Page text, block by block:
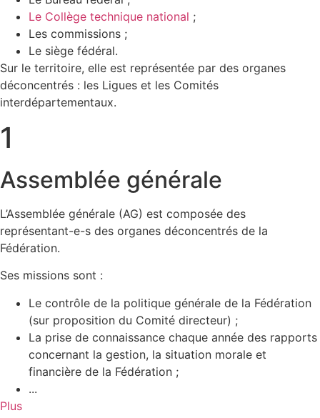
Le Collège technique national ;
Les commissions ;
Le siège fédéral.
Sur le territoire, elle est représentée par des organes
déconcentrés : les Ligues et les Comités
interdépartementaux.
1
Assemblée générale
L’Assemblée générale (AG) est composée des
représentant-e-s des organes déconcentrés de la
Fédération.
Ses missions sont :
Le contrôle de la politique générale de la Fédération
(sur proposition du Comité directeur) ;
La prise de connaissance chaque année des rapports
concernant la gestion, la situation morale et
financière de la Fédération ;
...
Plus